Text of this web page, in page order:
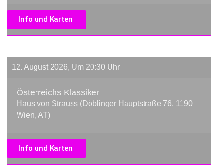
Info und Karten
12. August 2026, Um 20:30 Uhr
Österreichs Klassiker
Haus von Strauss (Döblinger Hauptstraße 76, 1190
Wien, AT)
Info und Karten